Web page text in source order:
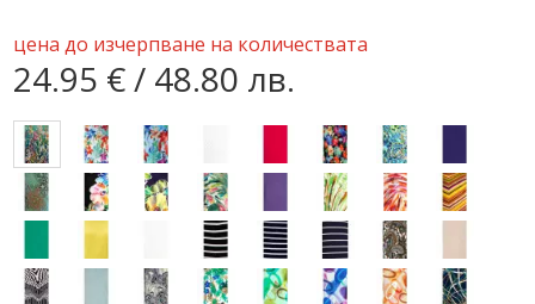
цена до изчерпване на количествата
24.95 € / 48.80 лв.